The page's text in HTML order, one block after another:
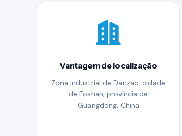
Vantagem de localização
Zona industrial de Danzao, cidade
de Foshan, província de
Guangdong, China